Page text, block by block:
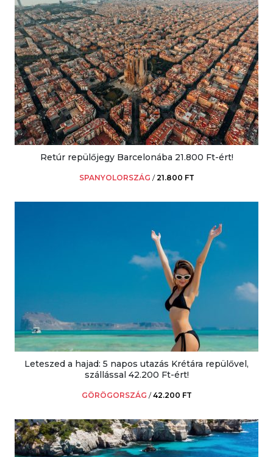
Retúr repülőjegy Barcelonába 21.800 Ft-ért!
SPANYOLORSZÁG /21.800 FT
Leteszed a hajad: 5 napos utazás Krétára repülővel,
szállással 42.200 Ft-ért!
GÖRÖGORSZÁG /42.200 FT